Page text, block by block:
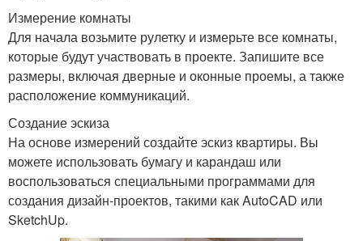
Измерение комнаты
Для начала возьмите рулетку и измерьте все комнаты,
которые будут участвовать в проекте. Запишите все
размеры, включая дверные и оконные проемы, а также
расположение коммуникаций.
Создание эскиза
На основе измерений создайте эскиз квартиры. Вы
можете использовать бумагу и карандаш или
воспользоваться специальными программами для
создания дизайн-проектов, такими как AutoCAD или
SketchUp.